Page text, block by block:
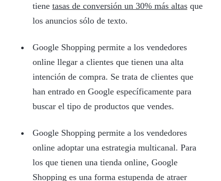
tiene tasas de conversión un 30% más altasque
los anuncios sólo de texto.
Google Shopping permite a los vendedores
online llegar a clientes que tienen una alta
intención de compra. Se trata de clientes que
han entrado en Google específicamente para
buscar el tipo de productos que vendes.
Google Shopping permite a los vendedores
online adoptar una estrategia multicanal. Para
los que tienen una tienda online, Google
Shopping es una forma estupenda de atraer